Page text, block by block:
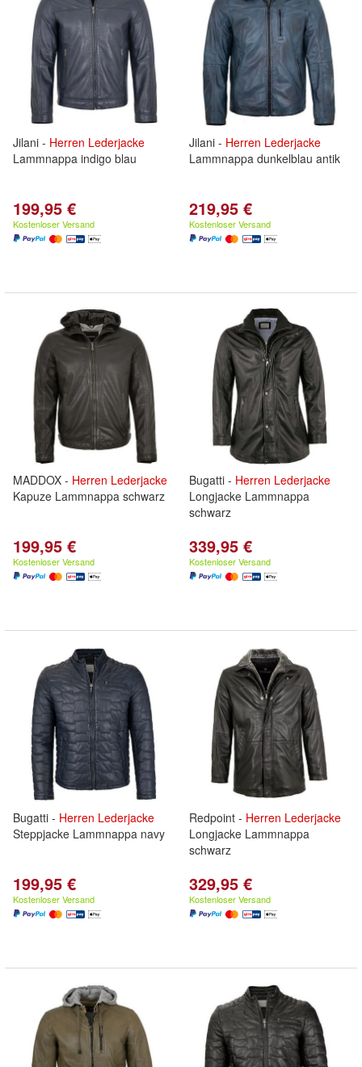
Jilani - Herren Lederjacke
Lammnappa indigo blau
199,95 €
Kostenloser Versand
Jilani - Herren Lederjacke
Lammnappa dunkelblau antik
219,95 €
Kostenloser Versand
MADDOX - Herren Lederjacke
Kapuze Lammnappa schwarz
199,95 €
Kostenloser Versand
Bugatti - Herren Lederjacke
Longjacke Lammnappa
schwarz
339,95 €
Kostenloser Versand
Bugatti - Herren Lederjacke
Steppjacke Lammnappa navy
199,95 €
Kostenloser Versand
Redpoint - Herren Lederjacke
Longjacke Lammnappa
schwarz
329,95 €
Kostenloser Versand